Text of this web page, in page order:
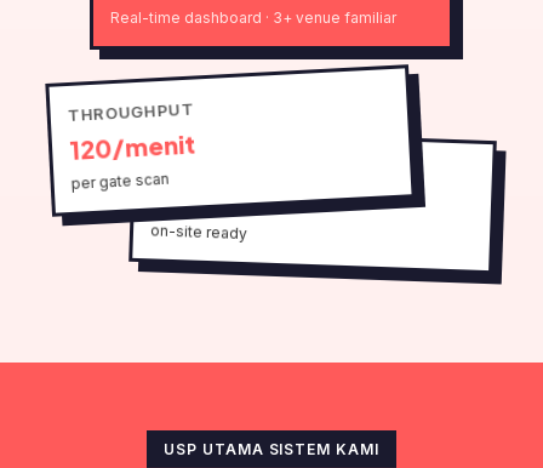
Real-time dashboard · 3+ venue familiar
THROUGHPUT
120/menit
per gate scan
SETUP
1 hari
on-site ready
USP UTAMA SISTEM KAMI